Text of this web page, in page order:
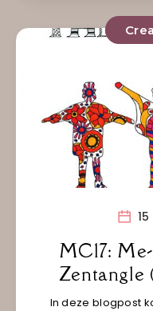
MC17:
Zentangle
In deze blogpost